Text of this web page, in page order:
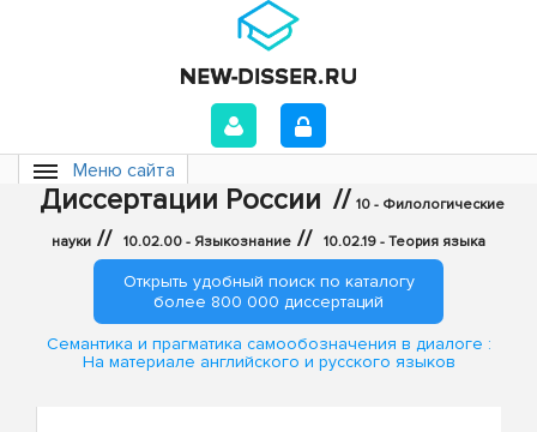
Меню сайта
Диссертации России // 10 - Филологические
науки // 10.02.00 - Языкознание // 10.02.19 - Теория языка
Открыть удобный поиск по каталогу
более 800 000 диссертаций
Семантика и прагматика самообозначения в диалоге :
На материале английского и русского языков